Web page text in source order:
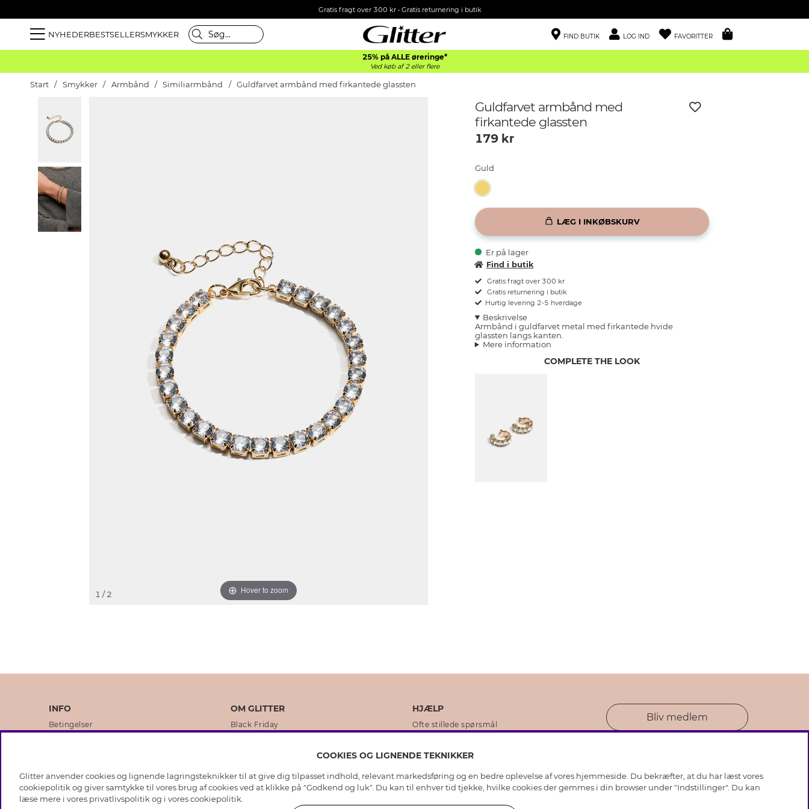
Gratis fragt over 300 kr • Gratis returnering i butik
NYHEDERBESTSELLERSMYKKER FIND BUTIK LOG IND FAVORITTER
25% på ALLE øreringe*
Ved køb af 2 eller flere
Start Smykker Armbånd Similiarmbånd Guldfarvet armbånd med firkantede glassten
Hover to zoom
1 / 2
Guldfarvet armbånd med
firkantede glassten
179kr
Guld
LÆG I INKØBSKURV
Er på lager
Find i butik
Gratis fragt over 300 kr
Gratis returnering i butik
Hurtig levering 2-5 hverdage
Beskrivelse
Armbånd i guldfarvet metal med firkantede hvide
glassten langs kanten.
Mere information
COMPLETE THE LOOK
INFO
Betingelser
Medlemsbetingelser
OM GLITTER
Black Friday
Virksomhedens historie
HJÆLP
Ofte stillede spørsmål
Plejeråd ægte sølv
Plejeråd skindhandsker
Bliv medlem
COOKIES OG LIGNENDE TEKNIKKER
Glitter anvender cookies og lignende lagringsteknikker til at give dig tilpasset indhold, relevant markedsføring og en bedre oplevelse af vores hjemmeside. Du bekræfter, at du har læst vores
cookiepolitik og giver samtykke til vores brug af cookies ved at klikke på "Godkend og luk". Du kan til enhver tid tjekke, hvilke cookies der gemmes i din browser under "Indstillinger". Du kan
læse mere i vores privatlivspolitik og i vorescookiepolitik